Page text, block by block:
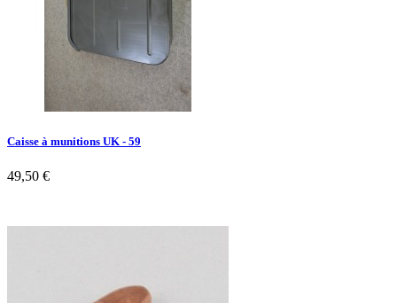
Caisse à munitions UK - 59
49,50 €